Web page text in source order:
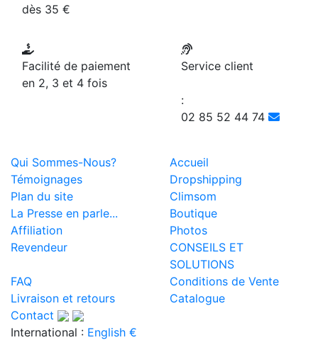
dès 35 €
Facilité de paiement
en 2, 3 et 4 fois
Service client
:
02 85 52 44 74
Qui Sommes-Nous?
Accueil
Témoignages
Dropshipping
Plan du site
Climsom
La Presse en parle...
Boutique
Affiliation
Photos
Revendeur
CONSEILS ET
SOLUTIONS
FAQ
Conditions de Vente
Livraison et retours
Catalogue
Contact
International : English €